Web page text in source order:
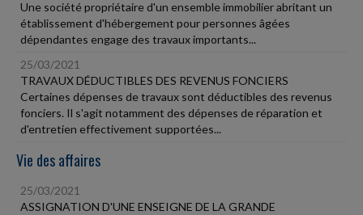
Une société propriétaire d'un ensemble immobilier abritant un
établissement d'hébergement pour personnes âgées
dépendantes engage des travaux importants...
25/03/2021
TRAVAUX DÉDUCTIBLES DES REVENUS FONCIERS
Certaines dépenses de travaux sont déductibles des revenus
fonciers. Il s'agit notamment des dépenses de réparation et
d'entretien effectivement supportées...
Vie des affaires
25/03/2021
ASSIGNATION D'UNE ENSEIGNE DE LA GRANDE